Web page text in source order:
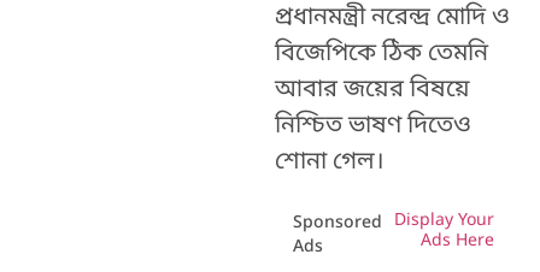
প্রধানমন্ত্রী নরেন্দ্র মোদি ও
বিজেপিকে ঠিক তেমনি
আবার জয়ের বিষয়ে
নিশ্চিত ভাষণ দিতেও
শোনা গেল।
Sponsored
Ads
Display Your
Ads Here